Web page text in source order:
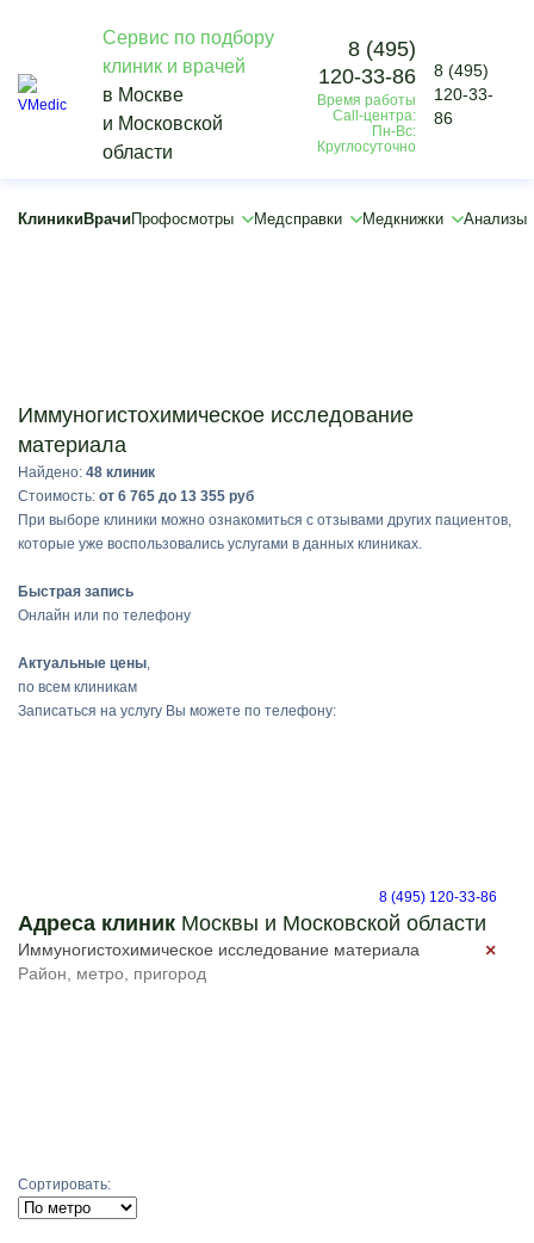
Сервис по подбору
клиник и врачей
в Москве
и Московской
области
8 (495)
120-33-86
Время работы
Call-центра:
Пн-Вс:
Круглосуточно
8 (495)
120-33-
86
Клиники Врачи Профосмотры Медсправки Медкнижки Анализы
Vmedic
Анализы
Гистологические исследования
Иммуногистохимическое исследование материала
Иммуногистохимическое исследование
материала
Найдено: 48 клиник
Стоимость: от 6 765 до 13 355 руб
При выборе клиники можно ознакомиться с отзывами других пациентов,
которые уже воспользовались услугами в данных клиниках.
Быстрая запись
Онлайн или по телефону
Актуальные цены,
по всем клиникам
Записаться на услугу Вы можете по телефону:
8 (495) 120-33-86
Адреса клиник Москвы и Московской области
×
Сортировать: